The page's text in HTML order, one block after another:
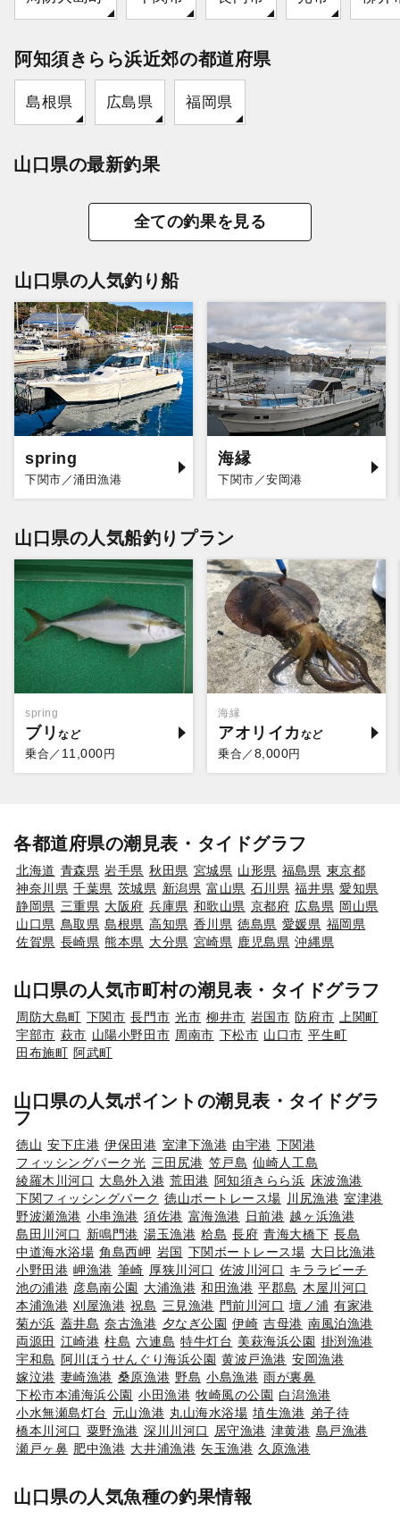
阿知須きらら浜近郊の都道府県
島根県 広島県 福岡県
山口県の最新釣果
全ての釣果を見る
山口県の人気釣り船
spring
下関市／涌田漁港
海縁
下関市／安岡港
山口県の人気船釣りプラン
spring
ブリ
乗合／ 11,000円
海縁
アオリイカ
乗合／ 8,000円
各都道府県の潮見表・タイドグラフ
北海道 青森県 岩手県 秋田県 宮城県 山形県 福島県 東京都
神奈川県 千葉県 茨城県 新潟県 富山県 石川県 福井県 愛知県
静岡県 三重県 大阪府 兵庫県 和歌山県 京都府 広島県 岡山県
山口県 鳥取県 島根県 高知県 香川県 徳島県 愛媛県 福岡県
佐賀県 長崎県 熊本県 大分県 宮崎県 鹿児島県 沖縄県
山口県の人気市町村の潮見表・タイドグラフ
周防大島町 下関市 長門市 光市 柳井市 岩国市 防府市
上関町
宇部市 萩市 山陽小野田市 周南市 下松市 山口市 平生町
田布施町 阿武町
山口県の人気ポイントの潮見表・タイドグラ
フ
徳山 安下庄港 伊保田港 室津下漁港 由宇港 下関港
フィッシングパーク光 三田尻港 笠戸島 仙崎人工島
綾羅木川河口 大島外入港 荒田港 阿知須きらら浜 床波漁港
下関フィッシングパーク 徳山ボートレース場 川尻漁港 室津港
野波瀬漁港 小串漁港 須佐港 富海漁港 日前港 越ヶ浜漁港
島田川河口
新鳴門港 湯玉漁港 粭島 長府 青海大橋下 長島
中道海水浴場 角島西岬 岩国 下関ボートレース場 大日比漁港
小野田港 岬漁港 筆崎 厚狭川河口 佐波川河口 キララビーチ
池の浦港 彦島南公園 大浦漁港 和田漁港 平郡島 木屋川河口
本浦漁港 刈屋漁港 祝島 三見漁港 門前川河口 壇ノ浦 有家港
菊が浜 蓋井島 奈古漁港 夕なぎ公園 伊崎 吉母港 南風泊漁港
両源田 江崎港 柱島 六連島 特牛灯台 美萩海浜公園 掛渕漁港
宇和島 阿川ほうせんぐり海浜公園 黄波戸漁港 安岡漁港
嫁泣港 妻崎漁港 桑原漁港 野島 小島漁港 雨が裏鼻
下松市本浦海浜公園 小田漁港 牧崎風の公園 白潟漁港
小水無瀬島灯台 元山漁港 丸山海水浴場 埴生漁港 弟子待
橋本川河口 粟野漁港 深川川河口 居守漁港 津黄港 島戸漁港
瀬戸ヶ鼻 肥中漁港 大井浦漁港 矢玉漁港 久原漁港
山口県の人気魚種の釣果情報